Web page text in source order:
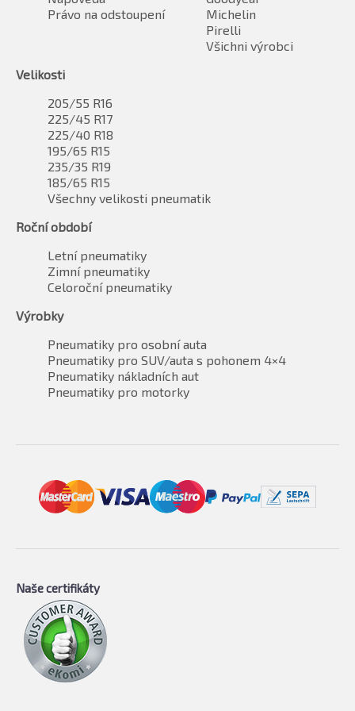
Právo na odstoupení
Michelin
Pirelli
Všichni výrobci
Velikosti
205/55 R16
225/45 R17
225/40 R18
195/65 R15
235/35 R19
185/65 R15
Všechny velikosti pneumatik
Roční období
Letní pneumatiky
Zimní pneumatiky
Celoroční pneumatiky
Výrobky
Pneumatiky pro osobní auta
Pneumatiky pro SUV/auta s pohonem 4×4
Pneumatiky nákladních aut
Pneumatiky pro motorky
Naše certifikáty